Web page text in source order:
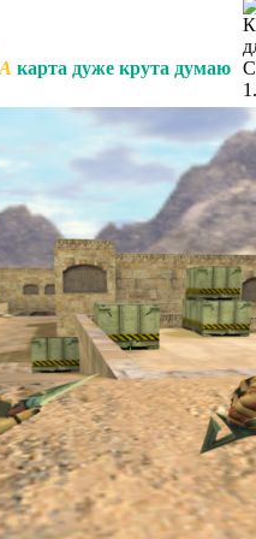
карта дуже крута думаю